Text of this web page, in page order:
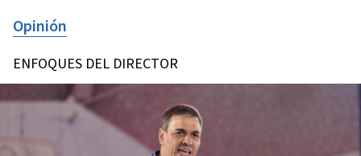
Opinión
ENFOQUES DEL DIRECTOR